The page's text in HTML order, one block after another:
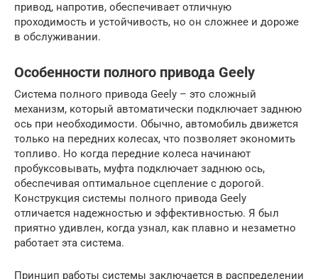
привод, напротив, обеспечивает отличную
проходимость и устойчивость, но он сложнее и дороже
в обслуживании.
Особенности полного привода Geely
Система полного привода Geely – это сложный
механизм, который автоматически подключает заднюю
ось при необходимости. Обычно, автомобиль движется
только на передних колесах, что позволяет экономить
топливо. Но когда передние колеса начинают
пробуксовывать, муфта подключает заднюю ось,
обеспечивая оптимальное сцепление с дорогой.
Конструкция системы полного привода Geely
отличается надежностью и эффективностью. Я был
приятно удивлен, когда узнал, как плавно и незаметно
работает эта система.
Принцип работы системы заключается в распределении